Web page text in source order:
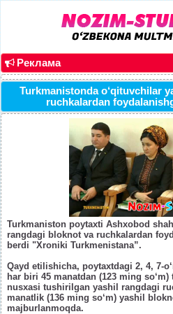
Реклама
Turkmanistonda o‘qituvchilar
ruchkalardan
Turkmaniston poytaxti Ashxobod
rangdagi bloknot va ruchkalardan
berdi "Xroniki Turkmenistana”.
Qayd etilishicha, poytaxtdagi 2, 4, 7-
har biri 45 manatdan (123 ming
nusxasi tushirilgan yashil rangdagi
manatlik (136 ming so‘m) yashil
majburlanmoqda.